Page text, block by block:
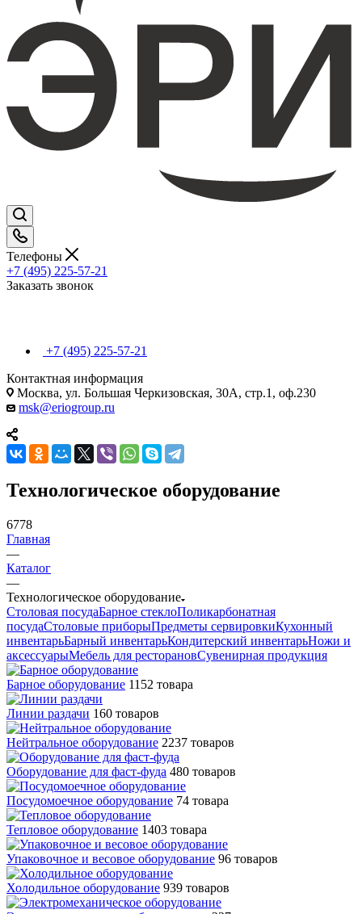
Телефоны
+7 (495) 225-57-21
Заказать звонок
+7 (495) 225-57-21
Контактная информация
Москва, ул. Большая Черкизовская, 30А, стр.1, оф.230
msk@eriogroup.ru
Технологическое оборудование
6778
Главная
—
Каталог
—
Технологическое оборудование
Столовая посудаБарное стеклоПоликарбонатная
посудаСтоловые приборыПредметы сервировкиКухонный
инвентарьБарный инвентарьКондитерский инвентарьНожи и
аксессуарыМебель для ресторановСувенирная продукция
Барное оборудование 1152 товара
Линии раздачи 160 товаров
Нейтральное оборудование 2237 товаров
Оборудование для фаст-фуда 480 товаров
Посудомоечное оборудование 74 товара
Тепловое оборудование 1403 товара
Упаковочное и весовое оборудование 96 товаров
Холодильное оборудование 939 товаров